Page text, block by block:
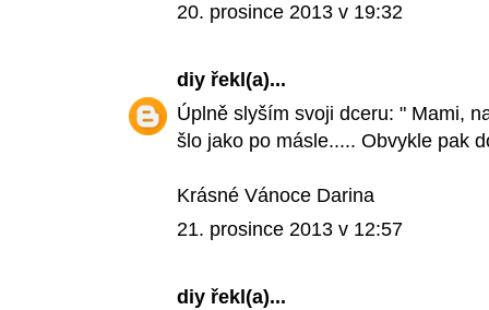
20. prosince 2013 v 19:32
diy řekl(a)...
Úplně slyším svoji dceru: " Mami,
šlo jako po másle..... Obvykle pak
Krásné Vánoce Darina
21. prosince 2013 v 12:57
diy řekl(a)...